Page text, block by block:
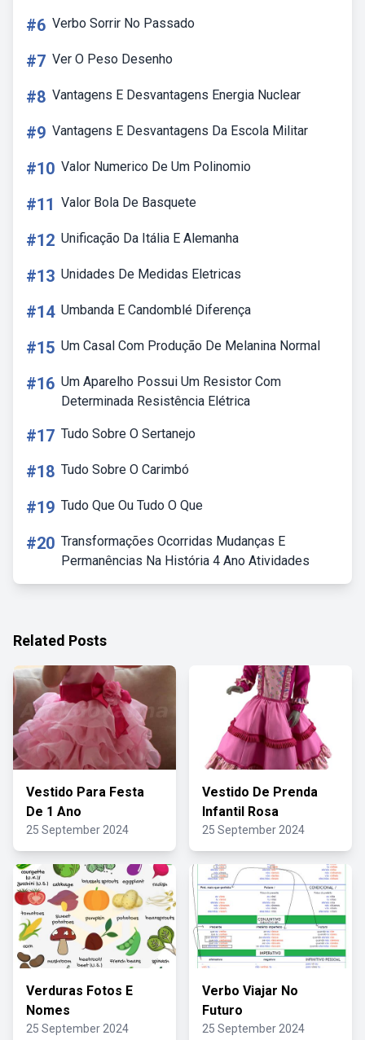
#6 Verbo Sorrir No Passado
#7 Ver O Peso Desenho
#8 Vantagens E Desvantagens Energia Nuclear
#9 Vantagens E Desvantagens Da Escola Militar
#10 Valor Numerico De Um Polinomio
#11 Valor Bola De Basquete
#12 Unificação Da Itália E Alemanha
#13 Unidades De Medidas Eletricas
#14 Umbanda E Candomblé Diferença
#15 Um Casal Com Produção De Melanina Normal
#16 Um Aparelho Possui Um Resistor Com
Determinada Resistência Elétrica
#17 Tudo Sobre O Sertanejo
#18 Tudo Sobre O Carimbó
#19 Tudo Que Ou Tudo O Que
#20 Transformações Ocorridas Mudanças E
Permanências Na História 4 Ano Atividades
Related Posts
Vestido Para Festa
De 1 Ano
25 September 2024
Vestido De Prenda
Infantil Rosa
25 September 2024
Verduras Fotos E
Nomes
25 September 2024
Verbo Viajar No
Futuro
25 September 2024